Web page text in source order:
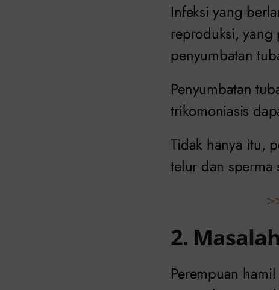
Infeksi yang
reproduksi,
penyumbatan
Penyumbatan
trikomoniasis
Tidak hanya itu,
telur dan sperma
2.
Perempuan